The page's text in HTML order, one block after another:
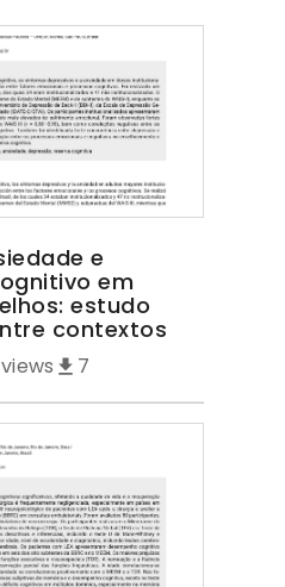
e
em
estudo
contextos
views 7